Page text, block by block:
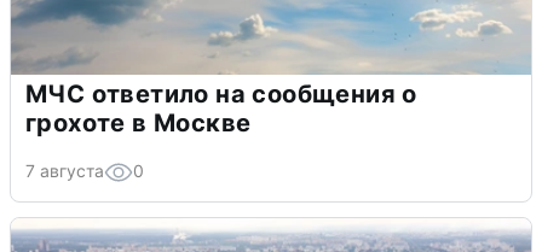
МЧС ответило на сообщения о
грохоте в Москве
7 августа 0